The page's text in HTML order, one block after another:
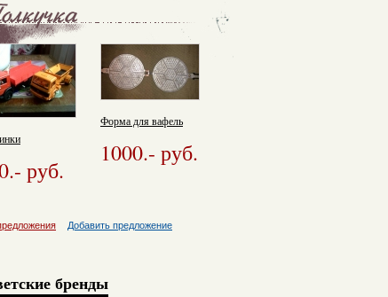
- руб.
Форма для вафель
1000.- руб.
Добавить предложение
бренды